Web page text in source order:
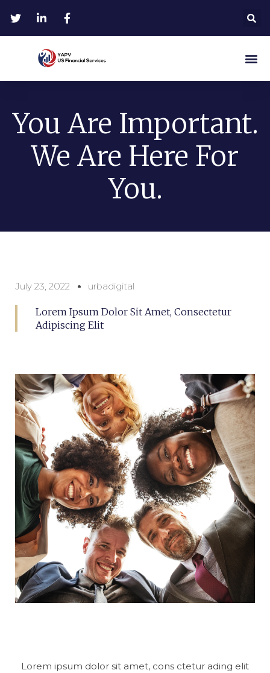
You Are Important.
We Are Here For
You.
July 23, 2022 urbadigital
Lorem Ipsum Dolor Sit Amet, Consectetur
Adipiscing Elit
Lorem ipsum dolor sit amet, cons ctetur ading elit